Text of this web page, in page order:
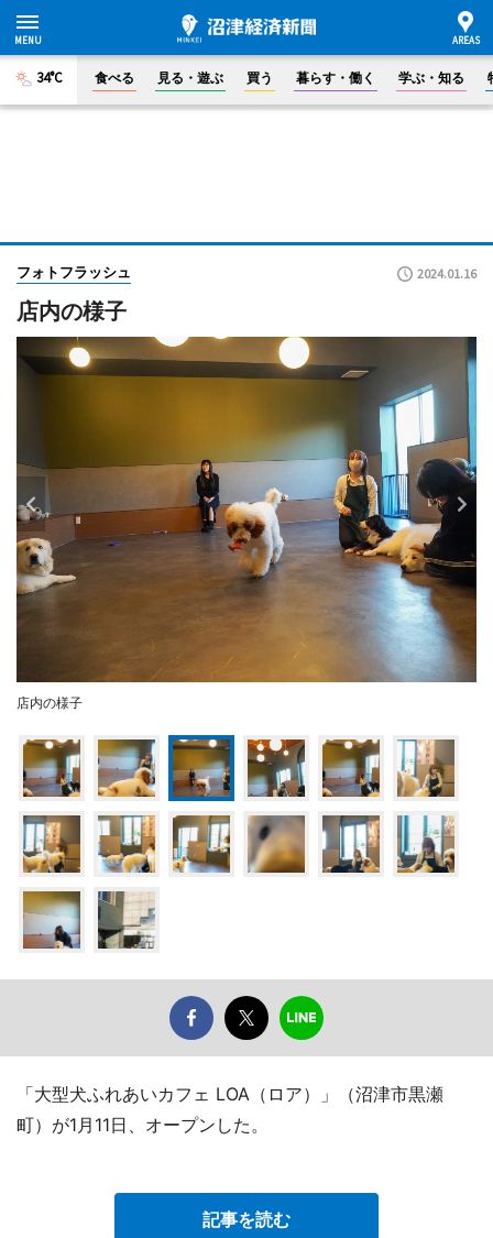
34°C 食べる 見る・遊ぶ 買う 暮らす・働く 学ぶ・知る
フォトフラッシュ 2024.01.16
店内の様子
店内の様子
「大型犬ふれあいカフェ LOA（ロア）」（沼津市黒瀬
町）が1月11日、オープンした。
記事を読む